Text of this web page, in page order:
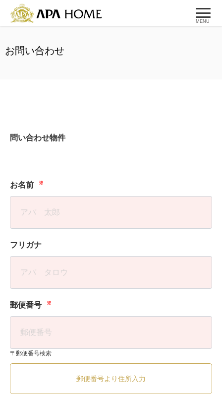
MENU
お問い合わせ
問い合わせ物件
お名前 ※
フリガナ
郵便番号 ※
〒郵便番号検索
郵便番号より住所入力